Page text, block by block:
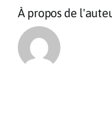
À propos de